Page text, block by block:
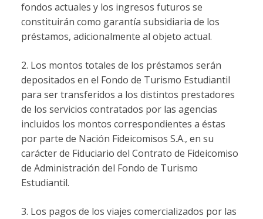
fondos actuales y los ingresos futuros se
constituirán como garantía subsidiaria de los
préstamos, adicionalmente al objeto actual.
2. Los montos totales de los préstamos serán
depositados en el Fondo de Turismo Estudiantil
para ser transferidos a los distintos prestadores
de los servicios contratados por las agencias
incluidos los montos correspondientes a éstas
por parte de Nación Fideicomisos S.A., en su
carácter de Fiduciario del Contrato de Fideicomiso
de Administración del Fondo de Turismo
Estudiantil.
3. Los pagos de los viajes comercializados por las